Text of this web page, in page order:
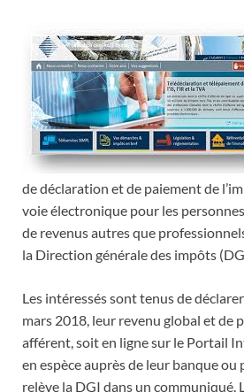
de déclaration et de paiement de
voie électronique pour les
de revenus autres que
la Direction générale des impôts
Les intéressés sont tenus de
mars 2018, leur revenu global et de
afférent, soit en ligne sur le Portail
en espèce auprès de leur banque ou
relève la DGI dans un communiqué.